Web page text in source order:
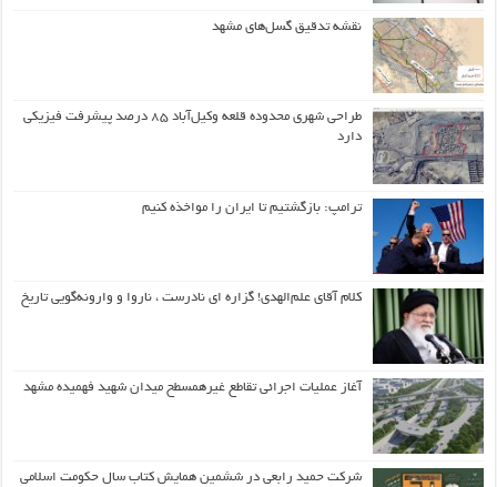
نقشه تدقیق گسل‌های مشهد
طراحی شهری محدوده قلعه وکیل‌آباد ۸۵ درصد پیشرفت فیزیکی
دارد
ترامپ: بازگشتیم تا ایران را مواخذه کنیم
کلام آقای علم‌الهدی! گزاره ای نادرست ، ناروا و وارونه‌گویی تاریخ
آغاز عملیات اجرائی تقاطع غیرهمسطح میدان شهید فهمیده مشهد
شرکت حمید رابعی در ششمین همایش کتاب سال حکومت اسلامی